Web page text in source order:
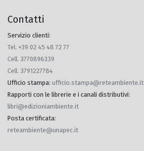
Contatti
Servizio clienti:
Tel. +39 02 45 48 72 77
Cell. 3770896339
Cell. 3791227784
Ufficio stampa: ufficio.stampa@reteambiente.it
Rapporti con le librerie e i canali distributivi:
libri@edizioniambiente.it
Posta certificata:
reteambiente@unapec.it